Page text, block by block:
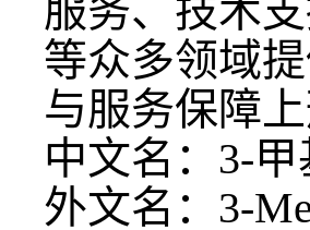
服务、技术
等众多领域
与服务保障
中文名： 3-
外文名： 3-